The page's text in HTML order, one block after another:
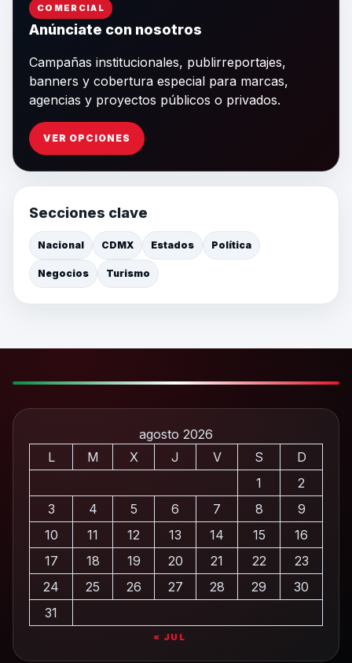
COMERCIAL
Anúnciate con nosotros
Campañas institucionales, publirreportajes,
banners y cobertura especial para marcas,
agencias y proyectos públicos o privados.
VER OPCIONES
Secciones clave
Nacional CDMX Estados Política
Negocios Turismo
agosto 2026
L
M X J V S
D
1
2
3
4 5 6 7 8
9
10
11 12 13 14 15
16
17
18 19 20 21 22
23
24
25 26 27 28 29
30
31
« JUL